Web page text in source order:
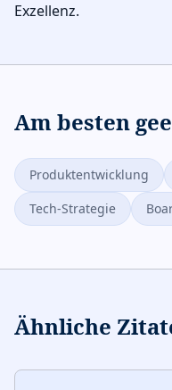
Exzellenz.
Am besten
Produktentwicklung
Tech-Strategie
Ähnliche